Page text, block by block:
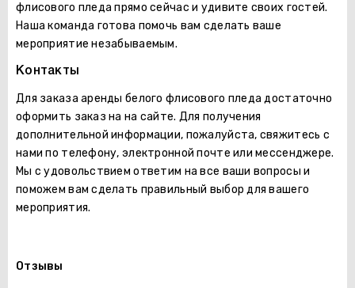
флисового пледа прямо сейчас и удивите своих гостей.
Наша команда готова помочь вам сделать ваше
мероприятие незабываемым.
Контакты
Для заказа аренды белого флисового пледа достаточно
оформить заказ на на сайте. Для получения
дополнительной информации, пожалуйста, свяжитесь с
нами по телефону, электронной почте или мессенджере.
Мы с удовольствием ответим на все ваши вопросы и
поможем вам сделать правильный выбор для вашего
мероприятия.
Отзывы